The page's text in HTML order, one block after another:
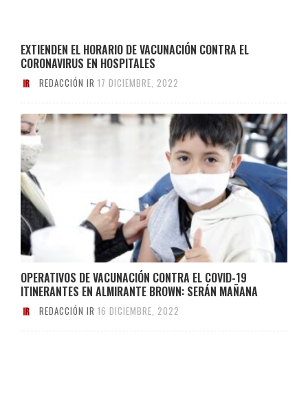
EXTIENDEN EL HORARIO DE VACUNACIÓN CONTRA EL
CORONAVIRUS EN HOSPITALES
REDACCIÓN IR 17 DICIEMBRE, 2022
OPERATIVOS DE VACUNACIÓN CONTRA EL COVID-19
ITINERANTES EN ALMIRANTE BROWN: SERÁN MAÑANA
REDACCIÓN IR 16 DICIEMBRE, 2022